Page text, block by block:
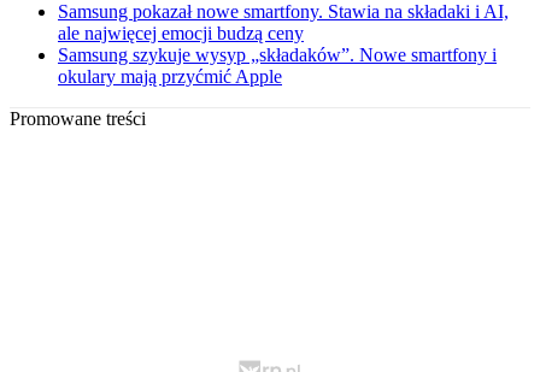
Samsung pokazał nowe smartfony. Stawia na składaki i AI,
ale najwięcej emocji budzą ceny
Samsung szykuje wysyp „składaków”. Nowe smartfony i
okulary mają przyćmić Apple
Promowane treści